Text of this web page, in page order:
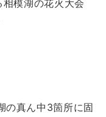
模湖の花火大会
の真ん中3箇所に固